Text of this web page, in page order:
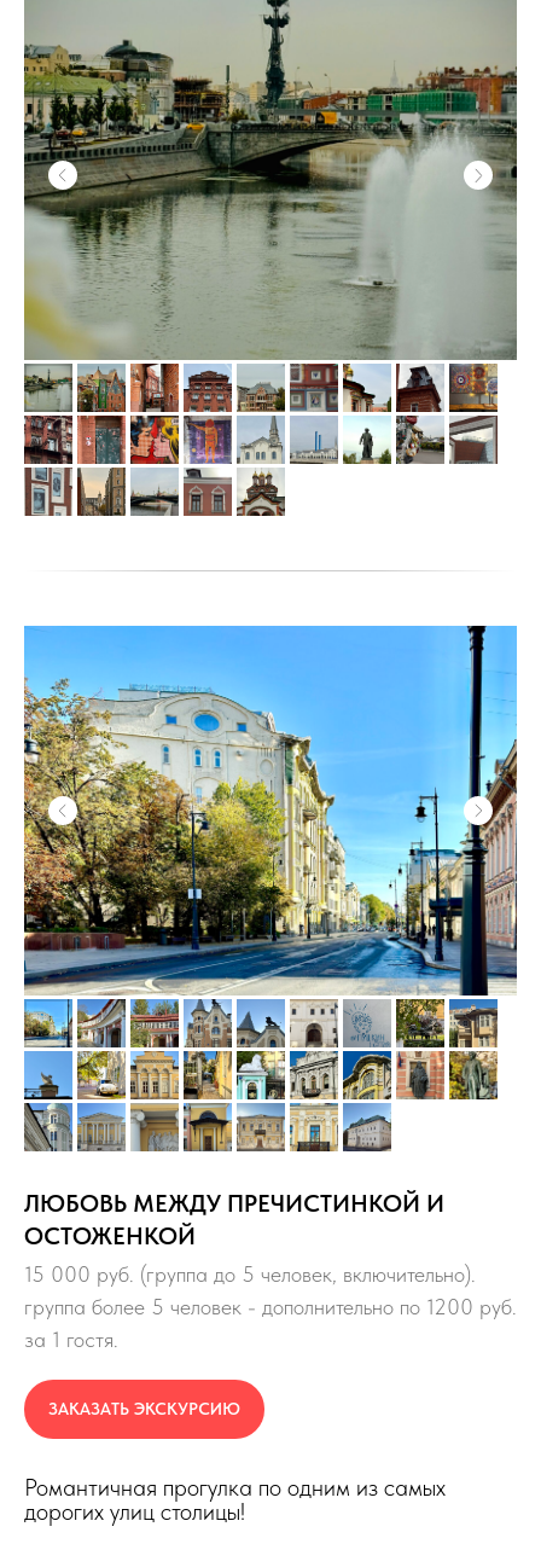
ЛЮБОВЬ МЕЖДУ ПРЕЧИСТИНКОЙ И
ОСТОЖЕНКОЙ
15 000 руб. (группа до 5 человек, включительно).
группа более 5 человек - дополнительно по 1200 руб.
за 1 гостя.
ЗАКАЗАТЬ ЭКСКУРСИЮ
Романтичная прогулка по одним из самых
дорогих улиц столицы!